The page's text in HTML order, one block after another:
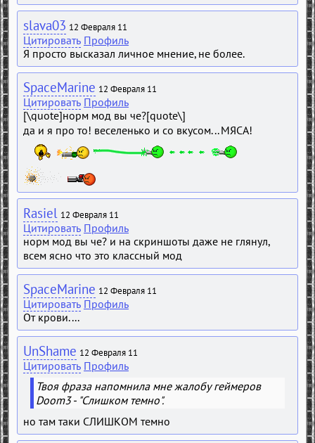
slava03 12 Февраля 11
Цитировать Профиль
Я просто высказал личное мнение, не более.
SpaceMarine 12 Февраля 11
Цитировать Профиль
[\quote]норм мод вы че?[quote\]
да и я про то! веселенько и со вкусом... МЯСА!
Rasiel 12 Февраля 11
Цитировать Профиль
норм мод вы че? и на скриншоты даже не глянул,
всем ясно что это классный мод
SpaceMarine 12 Февраля 11
Цитировать Профиль
От крови....
UnShame 12 Февраля 11
Цитировать Профиль
Твоя фраза напомнила мне жалобу геймеров
Doom3 - "Слишком темно".
но там таки СЛИШКОМ темно